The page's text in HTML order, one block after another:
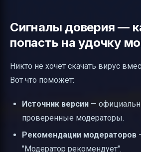
Сигналы доверия —
попасть на удочку
Никто не хочет скачать вирус
Вот что поможет:
Источник версии —
проверенные модераторы.
Рекомендации модераторов
"Модератор рекомендует".